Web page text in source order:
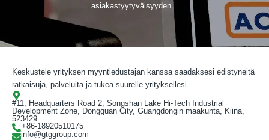
asiakastyytyväisyyden.
Keskustele yrityksen myyntiedustajan kanssa saadaksesi edistyneitä
ratkaisuja, palveluita ja tukea suurelle yrityksellesi.
#11, Headquarters Road 2, Songshan Lake Hi-Tech Industrial
Development Zone, Dongguan City, Guangdongin maakunta, Kiina,
523429
+86-18920510175
info@gtggroup.com